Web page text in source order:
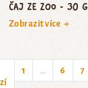
Čaj ze zoo - 30 g
Zobrazit více →
1 6 7